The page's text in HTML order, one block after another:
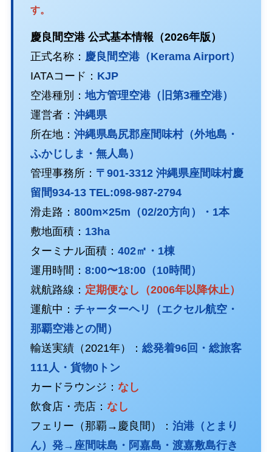
す。
慶良間空港 公式基本情報（2026年版）
正式名称： 慶良間空港（Kerama Airport）
IATAコード： KJP
空港種別： 地方管理空港（旧第3種空港）
運営者： 沖縄県
所在地： 沖縄県島尻郡座間味村（外地島・
ふかじしま・無人島）
管理事務所： 〒901-3312 沖縄県座間味村慶
留間934-13 TEL:098-987-2794
滑走路： 800m×25m（02/20方向）・1本
敷地面積： 13ha
ターミナル面積： 402㎡・1棟
運用時間： 8:00〜18:00（10時間）
就航路線： 定期便なし（2006年以降休止）
運航中： チャーターヘリ（エクセル航空・
那覇空港との間）
輸送実績（2021年）： 総発着96回・総旅客
111人・貨物0トン
カードラウンジ： なし
飲食店・売店： なし
フェリー（那覇→慶良間）： 泊港（とまり
ん）発→座間味島・阿嘉島・渡嘉敷島行き